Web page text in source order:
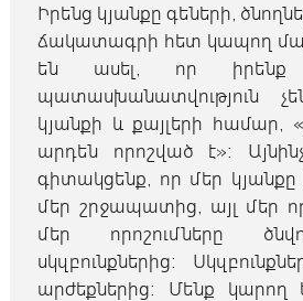
Իրենց կյանքը գեների,
ճակատագրի հետ կապող
են ասել, որ իրենք
պատասխանատվություն
կյանքի և քայլերի համար,
արդեն որոշված է»։
գիտակցենք, որ մեր
մեր շրջապատից, այլ մեր
մեր որոշումները
սկզբունքներից։
արժեքներից։ Մենք կարող